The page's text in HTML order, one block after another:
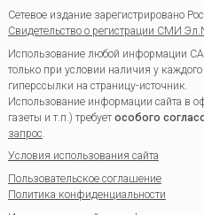
Сетевое издание зарегистрировано
Свидетельство о регистрации СМИ
Использование любой информации
только при условии наличия у
гиперссылки на страницу-источник.
Использование информации сайта в
газеты и т.п.) требуетособого
запрос
Условия использования сайта
Пользовательское соглашение
Политика конфиденциальности